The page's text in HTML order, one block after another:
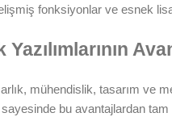
fonksiyonlar ve esnek
mühendislik, tasarım ve
bu avantajlardan